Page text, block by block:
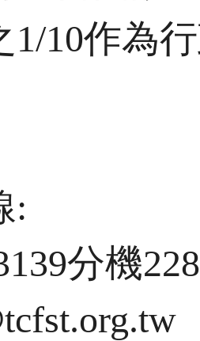
1/10作為
:
分機